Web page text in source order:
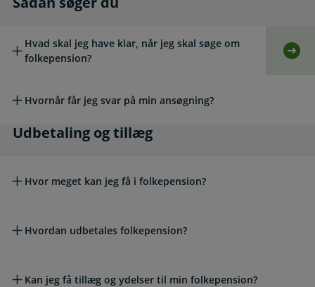
Hvad skal jeg have klar, når jeg skal søge om
folkepension?
Hvornår får jeg svar på min ansøgning?
Udbetaling og tillæg
Udbetaling og tillæg
Hvor meget kan jeg få i folkepension?
Hvordan udbetales folkepension?
Kan jeg få tillæg og ydelser til min folkepension?